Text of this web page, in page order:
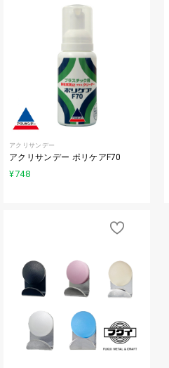
アクリサンデー
アクリサンデー ポリケアF70
¥748